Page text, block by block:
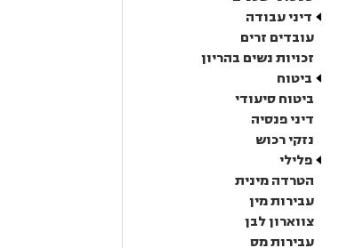
דיני עבודה
עובדים זרים
זכויות נשים בהריון
ביטוח
ביטוח סיעודי
דיני פנסיה
נזקי רכוש
פלילי
הטרדה מינית
עבירות מין
צווארון לבן
עבירות מס